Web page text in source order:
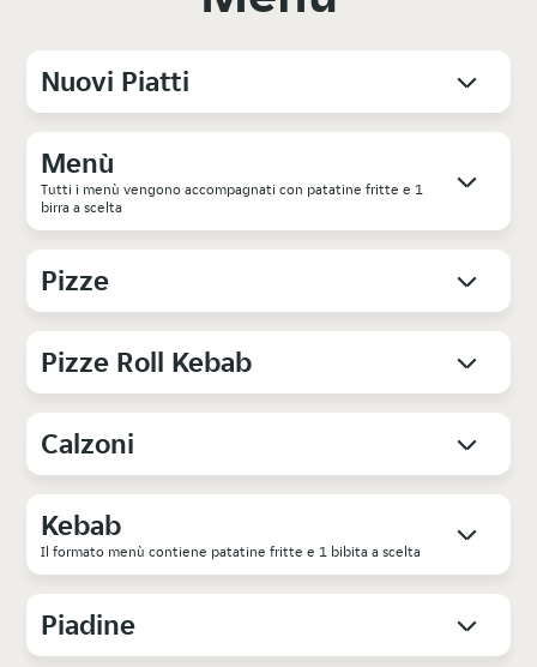
Nuovi Piatti
Menù
Tutti i menù vengono accompagnati con patatine fritte e 1
birra a scelta
Pizze
Pizze Roll Kebab
Calzoni
Kebab
Il formato menù contiene patatine fritte e 1 bibita a scelta
Piadine